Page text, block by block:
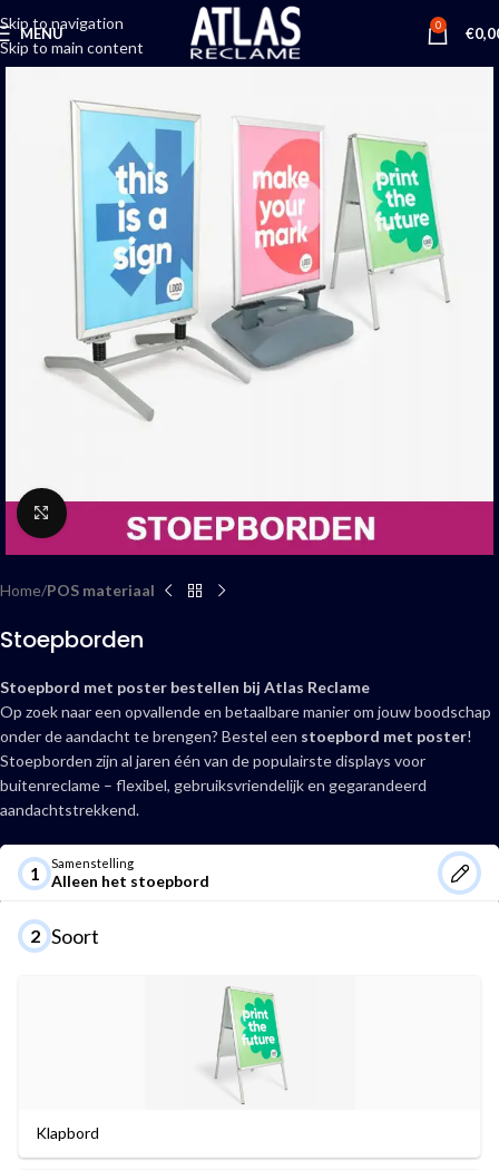
Skip to navigation
Skip to main content
MENU 0 €
Click to enlarge
Home POS materiaal
Stoepborden
Stoepbord met poster bestellen bij Atlas Reclame
Op zoek naar een opvallende en betaalbare manier om jouw boodschap
onder de aandacht te brengen? Bestel een stoepbord met poster!
Stoepborden zijn al jaren één van de populairste displays voor
buitenreclame – flexibel, gebruiksvriendelijk en gegarandeerd
aandachtstrekkend.
1 Samenstelling
Alleen het stoepbord
2 Soort
Klapbord